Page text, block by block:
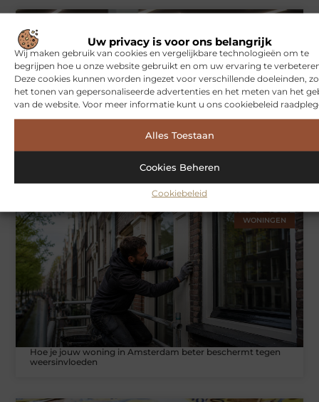
Uw privacy is voor ons belangrijk
Wij maken gebruik van cookies en vergelijkbare technologieën om te
begrijpen hoe u onze website gebruikt en om uw ervaring te
Deze cookies kunnen worden ingezet voor verschillende doeleinden,
het tonen van gepersonaliseerde advertenties en het meten van het
van de website. Voor meer informatie kunt u ons cookiebeleid
Alles Toestaan
Cookies Beheren
Cookiebeleid
WONINGEN
Hoe je jouw woning in Amsterdam beter beschermt tegen
weersinvloeden